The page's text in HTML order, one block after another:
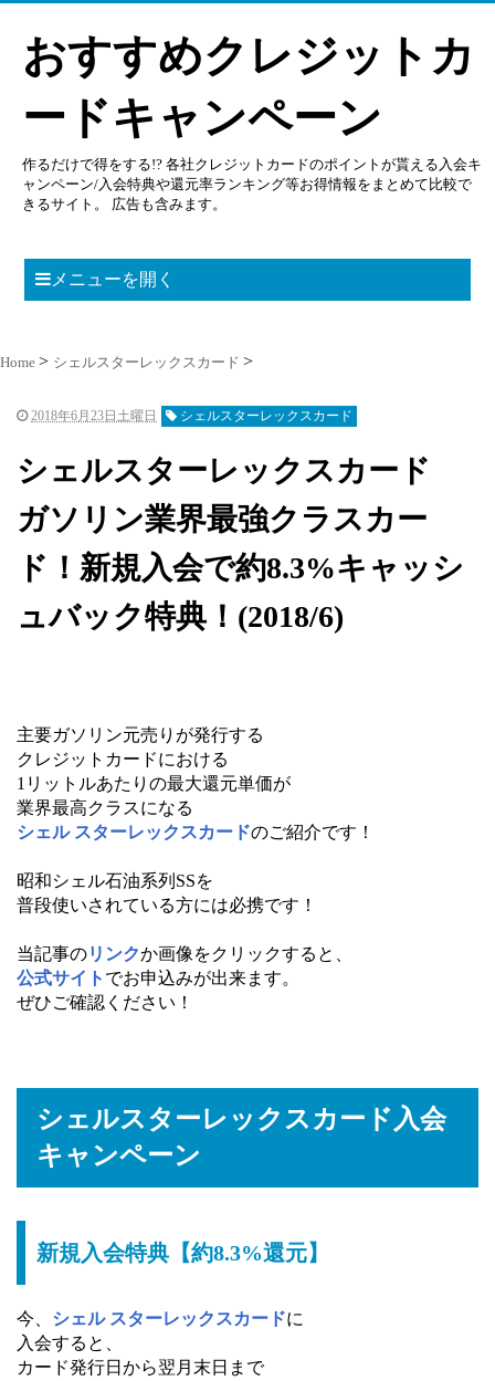
おすすめクレジットカ
ードキャンペーン
作るだけで得をする!? 各社クレジットカードのポイントが貰える入会キ
ャンペーン/入会特典や還元率ランキング等お得情報をまとめて比較で
きるサイト。 広告も含みます。
メニューを開く
Home シェルスターレックスカード
2018年6月23日土曜日 シェルスターレックスカード
シェルスターレックスカード
ガソリン業界最強クラスカー
ド！新規入会で約8.3%キャッシ
ュバック特典！(2018/6)
主要ガソリン元売りが発行する
クレジットカードにおける
1リットルあたりの最大還元単価が
業界最高クラスになる
シェル スターレックスカードのご紹介です！
昭和シェル石油系列SSを
普段使いされている方には必携です！
当記事のリンクか画像をクリックすると、
公式サイト でお申込みが出来ます。
ぜひご確認ください！
シェルスターレックスカード入会
キャンペーン
新規入会特典【約8.3%還元】
今、 シェル スターレックスカードに
入会すると、
カード発行日から翌月末日まで